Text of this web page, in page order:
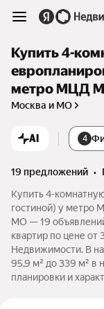
Купить 4-
метро МЦД
Москва и МО
AI 4
19 предложений •
Купить 4-
гостиной) у метро
МО — 19
квартир по цене
Недвижимости. В
95,9 м² до 339 м² в
планировки и